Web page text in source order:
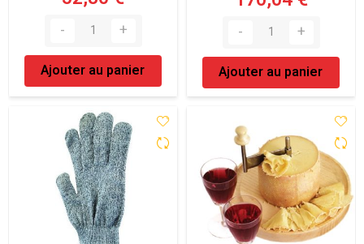
Ajouter au panier Ajouter au panier